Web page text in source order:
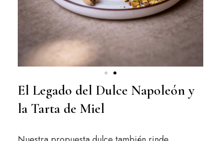
El Legado del Dulce Napoleón y
la Tarta de Miel